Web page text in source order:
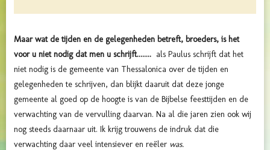
Maar wat de tijden en de gelegenheden betreft, broeders, is het
voor u niet nodig dat men u schrijft........ als Paulus schrijft dat het
niet nodig is de gemeente van Thessalonica over de tijden en
gelegenheden te schrijven, dan blijkt daaruit dat deze jonge
gemeente al goed op de hoogte is van de Bijbelse feesttijden en de
verwachting van de vervulling daarvan. Na al die jaren zien ook wij
nog steeds daarnaar uit. Ik krijg trouwens de indruk dat die
verwachting daar veel intensiever en reëler was.